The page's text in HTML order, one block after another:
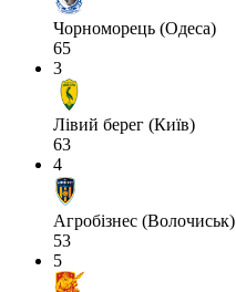
Чорноморець (Одеса)
65
3
Лівий берег (Київ)
63
4
Агробізнес (Волочиськ)
53
5